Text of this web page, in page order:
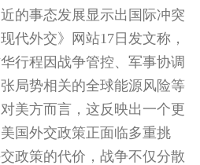
的事态发展显示出国际冲突
代外交》网站17日发文称，
行程因战争管控、军事协调
局势相关的全球能源风险等
美方而言，这反映出一个更
国外交政策正面临多重挑
政策的代价，战争不仅分散